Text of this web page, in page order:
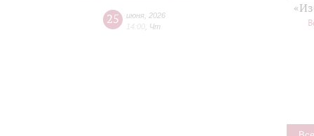
25 июня 2026
14:00 Чт